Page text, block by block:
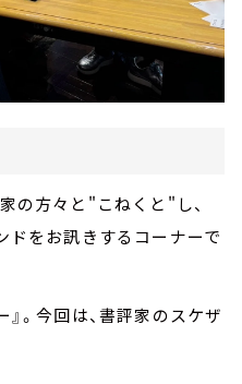
の方々と"こねくと"し、
ドをお訊きするコーナーで
。今回は、書評家のスケザ